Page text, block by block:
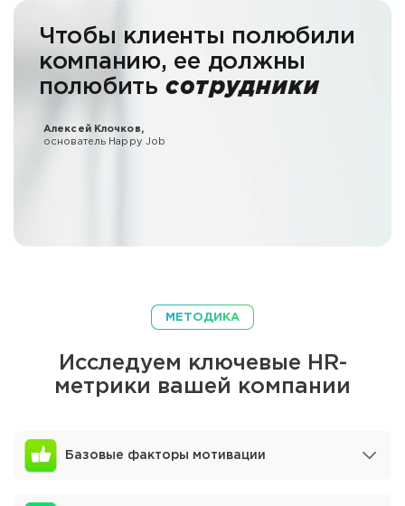
Чтобы клиенты полюбили
компанию, ее должны
полюбить сотрудники
Алексей Клочков,
основатель Happy Job
МЕТОДИКА
Исследуем ключевые HR-
метрики вашей компании
Базовые факторы мотивации